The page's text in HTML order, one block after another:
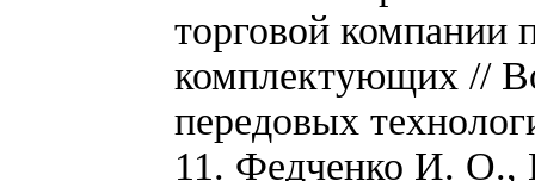
торговой компании
комплектующих //
передовых
11. Федченко И.